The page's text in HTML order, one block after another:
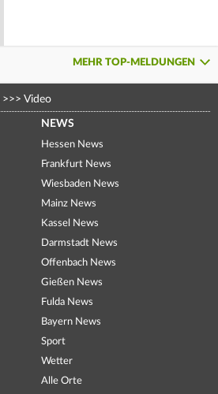
MEHR TOP-MELDUNGEN
>>> Video
NEWS
Hessen News
Frankfurt News
Wiesbaden News
Mainz News
Kassel News
Darmstadt News
Offenbach News
Gießen News
Fulda News
Bayern News
Sport
Wetter
Alle Orte